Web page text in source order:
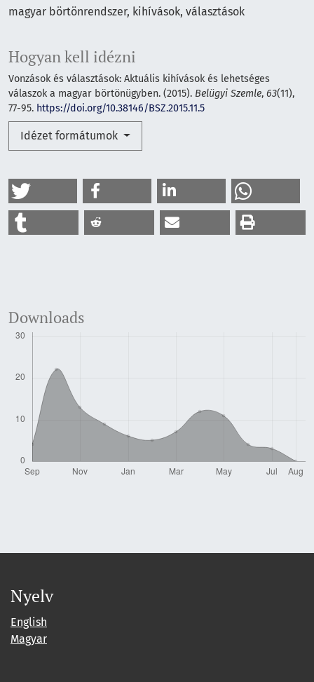
magyar börtönrendszer kihívások választások
Hogyan kell idézni
Vonzások és választások: Aktuális kihívások és lehetséges
válaszok a magyar börtönügyben. (2015). Belügyi Szemle, 63(11),
77-95. https://doi.org/10.38146/BSZ.2015.11.5
Idézet formátumok
Downloads
Nyelv
English
Magyar